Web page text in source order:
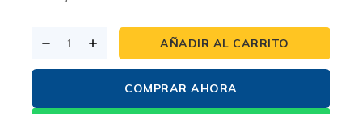
AÑADIR AL CARRITO
COMPRAR AHORA